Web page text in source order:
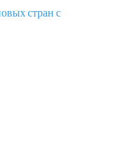
стран с